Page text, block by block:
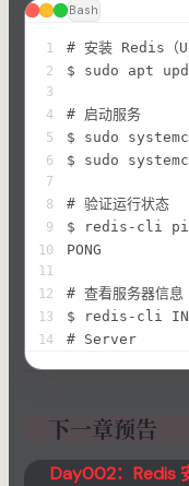
20
# === 内存 ===
maxmemory
maxmemory-
# === 快照（
save 900 1
save 300 10
27 save 60 10000
28 rdbcompression
29 dbfilename
30 dir /var/lib/
31
32
# === AOF ===
33 appendonly yes
34
appendfsync
36
38 # requirepass
# rename-
Bash
1 # 安装 Redis（
2 $ sudo apt
3
4
# 启动服务
5 $ sudo
6 $ sudo
7
8
# 验证运行状态
9 $ redis-cli
10 PONG
11
12
# 查看服务器信息
13 $ redis-cli
14 # Server
#
# tcp_port:6379
20 # ...
下一章预告
Day002：Redis